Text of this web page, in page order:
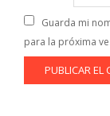
Guarda mi
para la próxima